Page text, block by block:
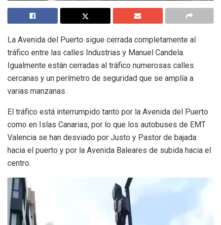
La Avenida del Puerto sigue cerrada completamente al
tráfico entre las calles Industrias y Manuel Candela.
Igualmente están cerradas al tráfico numerosas calles
cercanas y un perímetro de seguridad que se amplía a
varias manzanas.
El tráfico está interrumpido tanto por la Avenida del Puerto
como en Islas Canarias, por lo que los autobuses de EMT
Valencia se han desviado por Justo y Pastor de bajada
hacia el puerto y por la Avenida Baleares de subida hacia el
centro.
Reproductor
de
vídeo